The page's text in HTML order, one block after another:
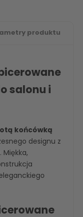
produktu
salonu i
końcówką
designu z